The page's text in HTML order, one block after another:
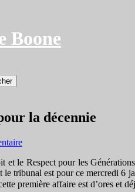
Boone
la décennie
le Respect pour les Générations
tribunal est pour ce mercredi 6
première affaire est d’ores et